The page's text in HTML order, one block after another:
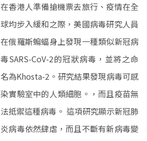
在香港人準備搶機票去旅行、疫情在全
球均步入緩和之際，美國病毒研究人員
在俄羅斯蝙蝠身上發現一種類似新冠病
毒SARS-CoV-2的冠狀病毒，並將之命
名為Khosta-2。研究結果發現病毒可感
染實驗室中的人類細胞。，而且疫苗無
法抵禦這種病毒。 這項研究顯示新冠肺
炎病毒依然肆虐，而且不斷有新病毒變